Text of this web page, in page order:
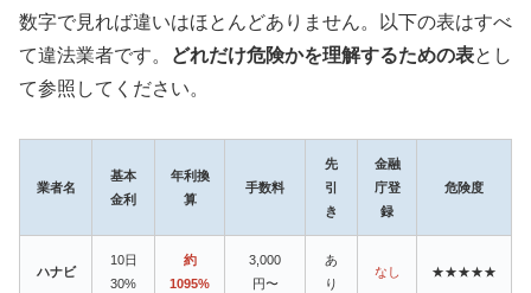
数字で見れば違いはほとんどありません。以下の表はすべ
て違法業者です。
どれだけ危険かを理解するための表とし
て参照してください。
業者名
基本
金利
年利換
算
手数料
先
引
き
金融
庁登
録
危険度
ハナビ
10日
30%
約
1095%
3,000
円〜
あ
り
なし ★★★★★